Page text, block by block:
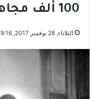
100 ألف مجاهد
الثلاثاء, 28 نوفمبر 2017, 9:16 م